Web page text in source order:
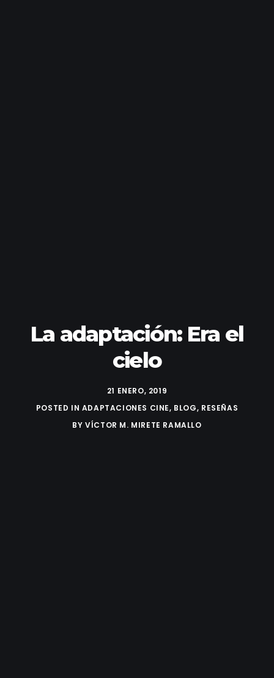
La adaptación: Era el
cielo
21 ENERO, 2019
POSTED IN ADAPTACIONES CINE, BLOG, RESEÑAS
BYVÍCTOR M. MIRETE RAMALLO